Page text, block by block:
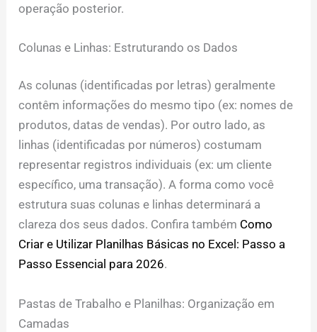
operação posterior.
Colunas e Linhas: Estruturando os Dados
As colunas (identificadas por letras) geralmente
contêm informações do mesmo tipo (ex: nomes de
produtos, datas de vendas). Por outro lado, as
linhas (identificadas por números) costumam
representar registros individuais (ex: um cliente
específico, uma transação). A forma como você
estrutura suas colunas e linhas determinará a
clareza dos seus dados. Confira também Como
Criar e Utilizar Planilhas Básicas no Excel: Passo a
Passo Essencial para 2026.
Pastas de Trabalho e Planilhas: Organização em
Camadas